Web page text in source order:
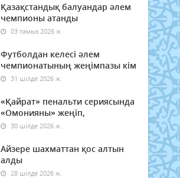
Қазақстандық балуандар әлем
чемпионы атанды
03 тамыз 2026 ж.
Футболдан келесі әлем
чемпионатының жеңімпазы кім
31 шілде 2026 ж.
«Қайрат» пенальти сериясында
«Омонияны» жеңіп,
30 шілде 2026 ж.
Айзере шахматтан қос алтын
алды
28 шілде 2026 ж.